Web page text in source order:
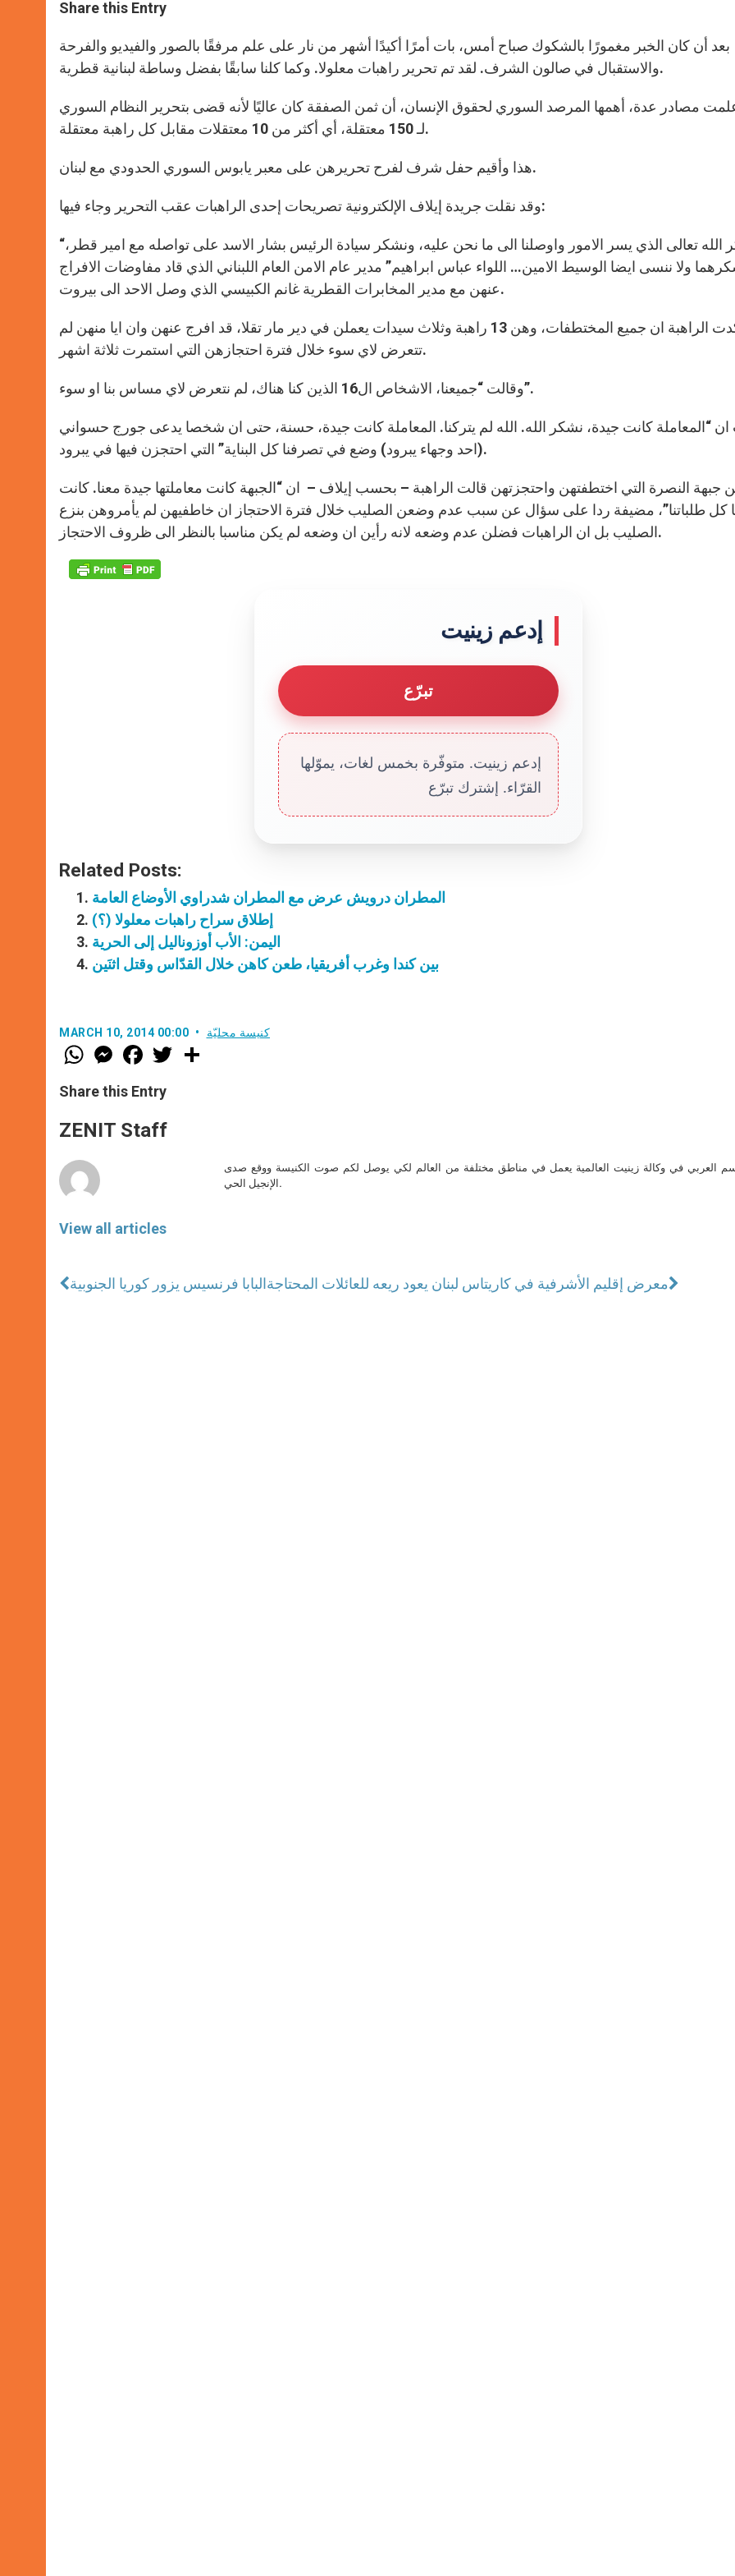
s
p
p
e
g
e
r
b
o
k
r
Share this Entry
بعد أن كان الخبر مغمورًا بالشكوك صباح أمس، بات أمرًا أكيدًا أشهر من نار على علم مرفقًا بالصور والفيديو والفرحة
والاستقبال في صالون الشرف. لقد تم تحرير راهبات معلولا. وكما كلنا سابقًا بفضل وساطة لبنانية قطرية.
مصادر عدة، أهمها المرصد السوري لحقوق الإنسان، أن ثمن الصفقة كان عاليًا لأنه قضى بتحرير النظام السوري
لـ 150 معتقلة، أي أكثر من 10 معتقلات مقابل كل راهبة معتقلة.
هذا وأقيم حفل شرف لفرح تحريرهن على معبر يابوس السوري الحدودي مع لبنان.
وقد نقلت جريدة إيلاف الإلكترونية تصريحات إحدى الراهبات عقب التحرير وجاء فيها:
“نشكر الله تعالى الذي يسر الامور واوصلنا الى ما نحن عليه، ونشكر سيادة الرئيس بشار الاسد على تواصله مع امير قطر،
ولا ننسى ايضا الوسيط الامين… اللواء عباس ابراهيم” مدير عام الامن العام اللبناني الذي قاد مفاوضات الافراج
عنهن مع مدير المخابرات القطرية غانم الكبيسي الذي وصل الاحد الى بيروت.
واكدت الراهبة ان جميع المختطفات، وهن 13 راهبة وثلاث سيدات يعملن في دير مار تقلا، قد افرج عنهن وان ايا منهن لم
تتعرض لاي سوء خلال فترة احتجازهن التي استمرت ثلاثة اشهر.
وقالت “جميعنا، الاشخاص ال16 الذين كنا هناك، لم نتعرض لاي مساس بنا او سوء”.
ان “المعاملة كانت جيدة، نشكر الله. الله لم يتركنا. المعاملة كانت جيدة، حسنة، حتى ان شخصا يدعى جورج حسواني
(احد وجهاء يبرود) وضع في تصرفنا كل البناية” التي احتجزن فيها في يبرود.
جبهة النصرة التي اختطفتهن واحتجزتهن قالت الراهبة – بحسب إيلاف – ان “الجبهة كانت معاملتها جيدة معنا. كانت
كل طلباتنا”، مضيفة ردا على سؤال عن سبب عدم وضعن الصليب خلال فترة الاحتجاز ان خاطفيهن لم يأمروهن بنزع
الصليب بل ان الراهبات فضلن عدم وضعه لانه رأين ان وضعه لم يكن مناسبا بالنظر الى ظروف الاحتجاز.
إدعم زينيت
تبرّع
إدعم زينيت. متوفّرة بخمس لغات، يموّلها
القرّاء. إشترك تبرّع
Related Posts:
المطران درويش عرض مع المطران شدراوي الأوضاع العامة
إطلاق سراح راهبات معلولا (؟)
اليمن: الأب أوزوناليل إلى الحرية
بين كندا وغرب أفريقيا، طعن كاهن خلال القدّاس وقتل اثنَين
MARCH 10, 2014 00:00 كنيسة محليّة
W
h
t
s
p
p
M
e
s
e
g
e
F
a
e
b
o
k
w
Share this Entry
ZENIT Staff
View all articles
العربي في وكالة زينيت العالمية يعمل في مناطق مختلفة من العالم لكي يوصل لكم صوت الكنيسة ووقع صدى
الإنجيل الحي.
البابا فرنسيس يزور كوريا الجنوبيةمعرض إقليم الأشرفية في كاريتاس لبنان يعود ريعه للعائلات المحتاجة